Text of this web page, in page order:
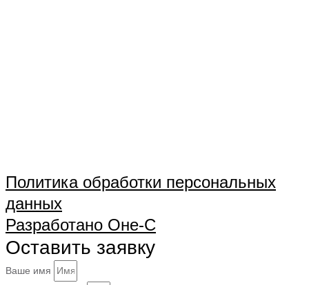
Политика обработки персональных
данных
Разработано Оне-С
Оставить заявку
Ваше имя